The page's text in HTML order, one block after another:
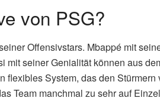
von PSG?
Offensivstars. Mbappé mit
mit seiner Genialität können aus
flexibles System, das den Stürmern
Team manchmal zu sehr auf